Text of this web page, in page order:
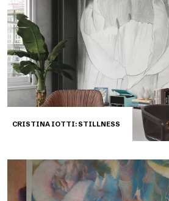
CRISTINA IOTTI: STILLNESS